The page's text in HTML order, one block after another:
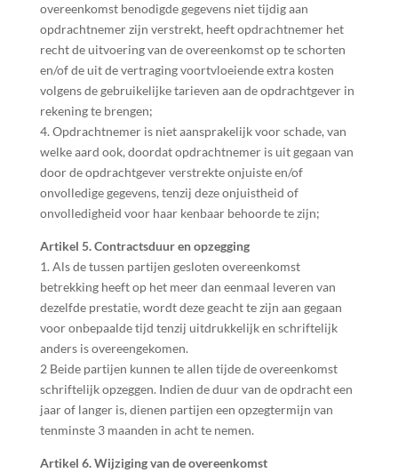
overeenkomst benodigde gegevens niet tijdig aan
opdrachtnemer zijn verstrekt, heeft opdrachtnemer het
recht de uitvoering van de overeenkomst op te schorten
en/of de uit de vertraging voortvloeiende extra kosten
volgens de gebruikelijke tarieven aan de opdrachtgever in
rekening te brengen;
4. Opdrachtnemer is niet aansprakelijk voor schade, van
welke aard ook, doordat opdrachtnemer is uit gegaan van
door de opdrachtgever verstrekte onjuiste en/of
onvolledige gegevens, tenzij deze onjuistheid of
onvolledigheid voor haar kenbaar behoorde te zijn;
Artikel 5. Contractsduur en opzegging
1. Als de tussen partijen gesloten overeenkomst
betrekking heeft op het meer dan eenmaal leveren van
dezelfde prestatie, wordt deze geacht te zijn aan gegaan
voor onbepaalde tijd tenzij uitdrukkelijk en schriftelijk
anders is overeengekomen.
2 Beide partijen kunnen te allen tijde de overeenkomst
schriftelijk opzeggen. Indien de duur van de opdracht een
jaar of langer is, dienen partijen een opzegtermijn van
tenminste 3 maanden in acht te nemen.
Artikel 6. Wijziging van de overeenkomst